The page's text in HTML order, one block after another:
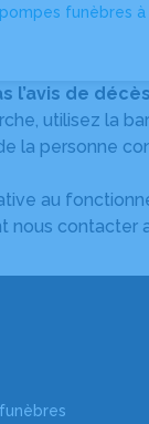
funèbres
l’avis de
utilisez la
la personne
au
nous contacter